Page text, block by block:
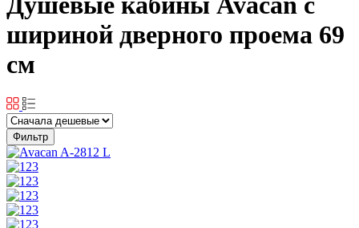
шириной дверного проема 69
см
Фильтр